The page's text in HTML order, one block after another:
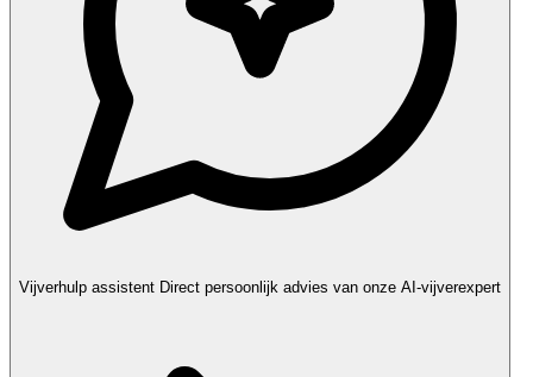
Vijverhulp assistent Direct persoonlijk advies van onze AI-vijverexpert